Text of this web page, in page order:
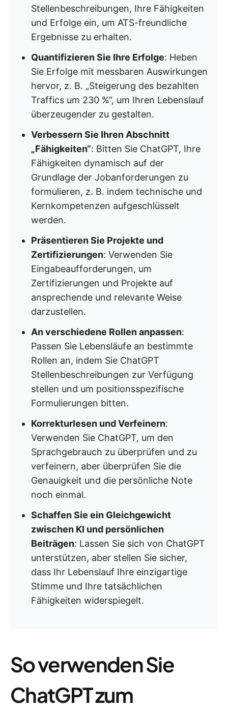
Stellenbeschreibungen, Ihre Fähigkeiten
und Erfolge ein, um ATS-freundliche
Ergebnisse zu erhalten.
Quantifizieren Sie Ihre Erfolge: Heben
Sie Erfolge mit messbaren Auswirkungen
hervor, z. B. „Steigerung des bezahlten
Traffics um 230 %“, um Ihren Lebenslauf
überzeugender zu gestalten.
Verbessern Sie Ihren Abschnitt
„Fähigkeiten“: Bitten Sie ChatGPT, Ihre
Fähigkeiten dynamisch auf der
Grundlage der Jobanforderungen zu
formulieren, z. B. indem technische und
Kernkompetenzen aufgeschlüsselt
werden.
Präsentieren Sie Projekte und
Zertifizierungen: Verwenden Sie
Eingabeaufforderungen, um
Zertifizierungen und Projekte auf
ansprechende und relevante Weise
darzustellen.
An verschiedene Rollen anpassen:
Passen Sie Lebensläufe an bestimmte
Rollen an, indem Sie ChatGPT
Stellenbeschreibungen zur Verfügung
stellen und um positionsspezifische
Formulierungen bitten.
Korrekturlesen und Verfeinern:
Verwenden Sie ChatGPT, um den
Sprachgebrauch zu überprüfen und zu
verfeinern, aber überprüfen Sie die
Genauigkeit und die persönliche Note
noch einmal.
Schaffen Sie ein Gleichgewicht
zwischen KI und persönlichen
Beiträgen: Lassen Sie sich von ChatGPT
unterstützen, aber stellen Sie sicher,
dass Ihr Lebenslauf Ihre einzigartige
Stimme und Ihre tatsächlichen
Fähigkeiten widerspiegelt.
So verwenden Sie
ChatGPT zum